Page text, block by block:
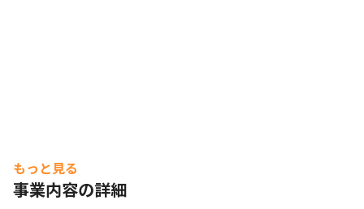
もっと見る
事業内容の詳細